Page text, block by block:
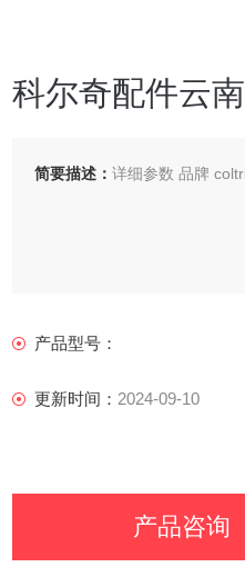
科尔奇配件云
简要描述： 详细参数 品牌
产品型号：
更新时间： 2024-09-10
产品咨询